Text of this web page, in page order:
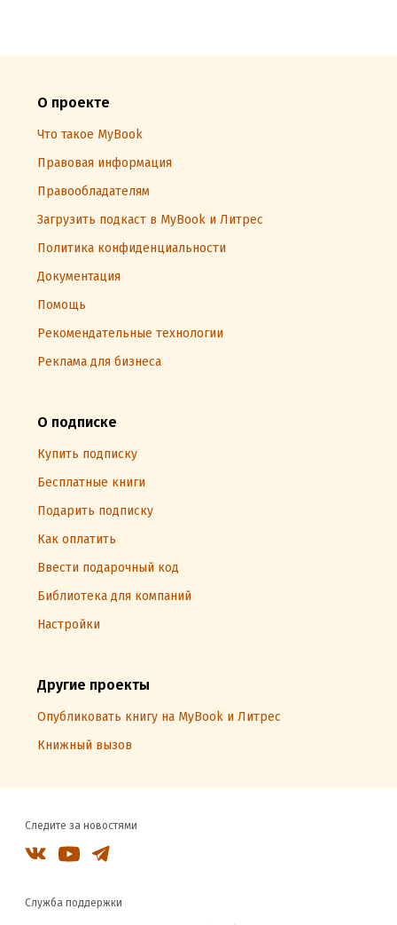
О проекте
Что такое MyBook
Правовая информация
Правообладателям
Загрузить подкаст в MyBook и Литрес
Политика конфиденциальности
Документация
Помощь
Рекомендательные технологии
Реклама для бизнеса
О подписке
Купить подписку
Бесплатные книги
Подарить подписку
Как оплатить
Ввести подарочный код
Библиотека для компаний
Настройки
Другие проекты
Опубликовать книгу на MyBook и Литрес
Книжный вызов
Следите за новостями
Служба поддержки